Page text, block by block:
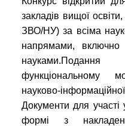
закладів вищої
ЗВО/НУ) за всіма
напрямами, включно
науками.Подання
функціональному
науково-
Документи для участі
формі з